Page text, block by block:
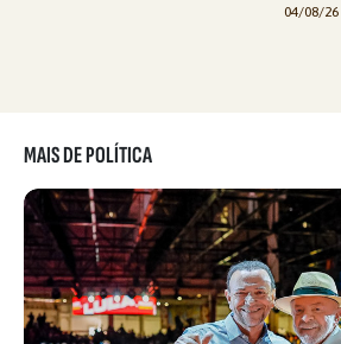
04/08/26
MAIS DE POLÍTICA